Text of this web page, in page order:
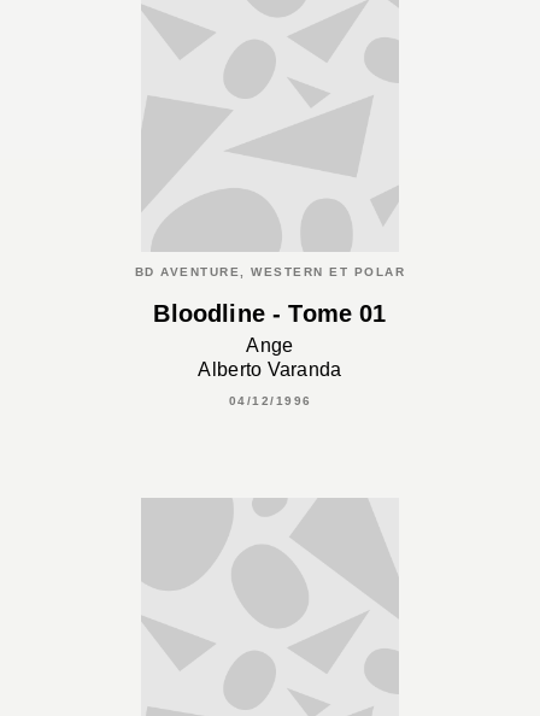
BD AVENTURE, WESTERN ET POLAR
Bloodline - Tome 01
Ange
Alberto Varanda
04/12/1996